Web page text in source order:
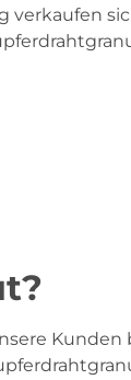
verkaufen
Kunden